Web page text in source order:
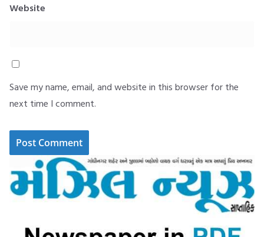
Website
Save my name, email, and website in this browser for the
next time I comment.